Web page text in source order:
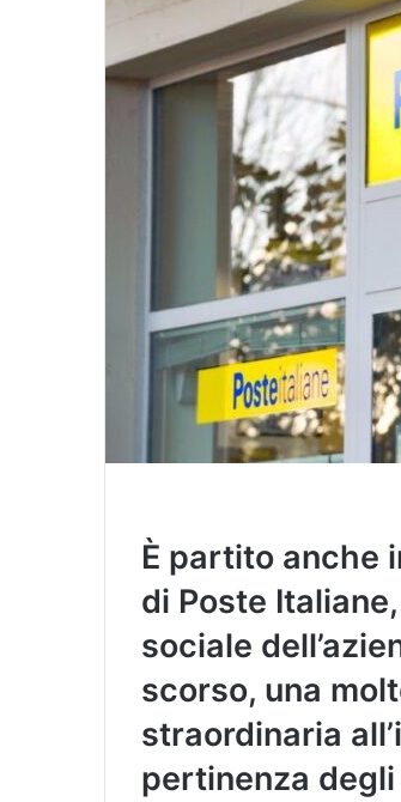
È partito anche
di Poste
sociale
scorso, una
straordinaria
pertinenza